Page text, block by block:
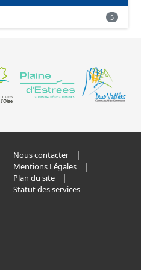
5
Nous contacter
Mentions Légales
Plan du site
Statut des services